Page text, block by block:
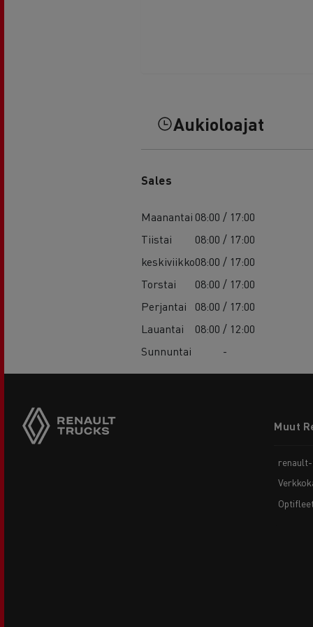
Aukioloajat
Sales
Maanantai 08:00 / 17:00
Tiistai
08:00 / 17:00
keskiviikko08:00 / 17:00
Torstai
08:00 / 17:00
Perjantai
08:00 / 17:00
Lauantai
08:00 / 12:00
Sunnuntai
-
menuMuut